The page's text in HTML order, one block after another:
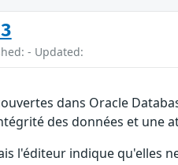
- Updated:
dans Oracle
des données et une
l'éditeur indique qu'elles